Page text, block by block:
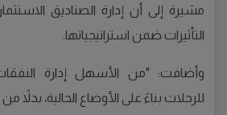
مشيرة إلى أن إدارة الصناديق
التأثيرات ضمن استراتيجياتها.
وأضافت: "من الأسهل إدارة
للرحلات بناءً على الأوضاع الحالية، بدلاً